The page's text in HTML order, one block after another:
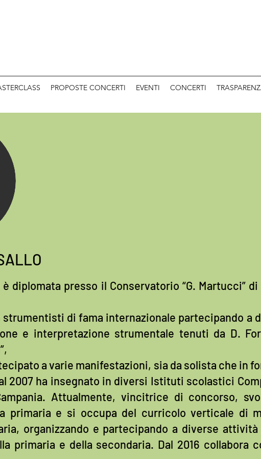
PROPOSTE CONCERTI EVENTI CONCERTI
diplomata presso il Conservatorio “G. Martucci” di
strumentisti di fama internazionale partecipando a
e interpretazione strumentale tenuti da D.
a varie manifestazioni, sia da solista che in
2007 ha insegnato in diversi Istituti scolastici
Attualmente, vincitrice di concorso,
primaria e si occupa del curricolo verticale di
organizzando e partecipando a diverse
primaria e della secondaria. Dal 2016 collabora